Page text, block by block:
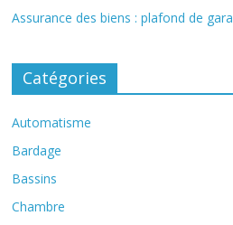
Assurance des biens : plafond de
Catégories
Automatisme
Bardage
Bassins
Chambre